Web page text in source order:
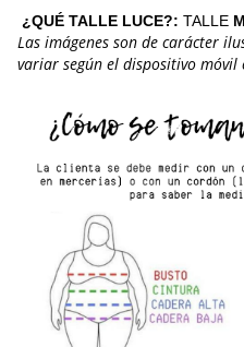
¿QUÉ TALLE LUCE?: TALLE M
Las imágenes son de carácter
variar según el dispositivo móvil